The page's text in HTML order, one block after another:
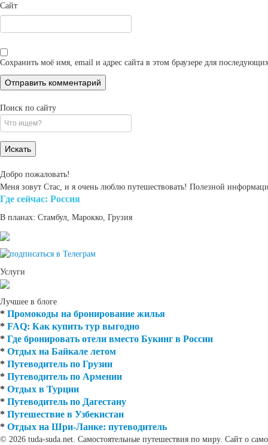
Сайт
Сохранить моё имя, email и адрес сайта в этом браузере для
Поиск по сайту
Search
for:
Добро пожаловать!
Меня зовут Стас, и я очень люблю путешествовать! Полезной
Где cейчас: Россия
В планах: Стамбул, Марокко, Грузия
Услуги
Лучшее в блоге
* Промокоды на бронирование жилья
* FAQ: Как купить тур выгодно
* Где бронировать отели вместо Букинг в России
* Отдых на Байкале летом
* Путеводитель по Грузии
* Путеводитель по Армении
* Отдых в Турции
* Путеводитель по Дагестану
* Путешествие в Узбекистан
* Отдых на Шри-Ланке: путеводитель
© 2026 tuda-suda.net. Самостоятельные путешествия по миру. Сайт о